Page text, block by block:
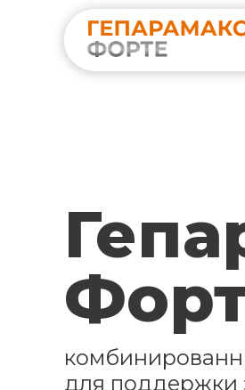
для поддержки